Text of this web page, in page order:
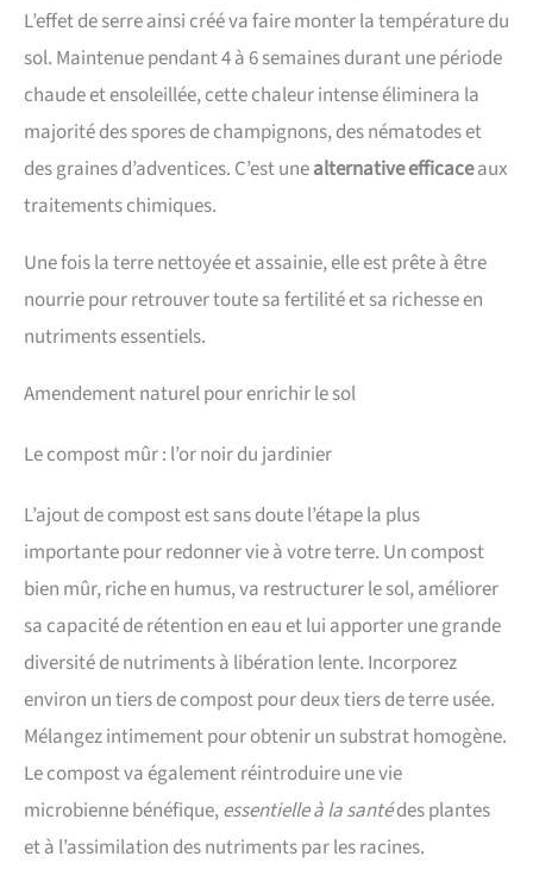
L’effet de serre ainsi créé va faire monter la température du
sol. Maintenue pendant 4 à 6 semaines durant une période
chaude et ensoleillée, cette chaleur intense éliminera la
majorité des spores de champignons, des nématodes et
des graines d’adventices. C’est unealternative efficaceaux
traitements chimiques.
Une fois la terre nettoyée et assainie, elle est prête à être
nourrie pour retrouver toute sa fertilité et sa richesse en
nutriments essentiels.
Amendement naturel pour enrichir le sol
Le compost mûr : l’or noir du jardinier
L’ajout de compost est sans doute l’étape la plus
importante pour redonner vie à votre terre. Un compost
bien mûr, riche en humus, va restructurer le sol, améliorer
sa capacité de rétention en eau et lui apporter une grande
diversité de nutriments à libération lente. Incorporez
environ un tiers de compost pour deux tiers de terre usée.
Mélangez intimement pour obtenir un substrat homogène.
Le compost va également réintroduire une vie
microbienne bénéfique,essentielle à la santédes plantes
et à l’assimilation des nutriments par les racines.